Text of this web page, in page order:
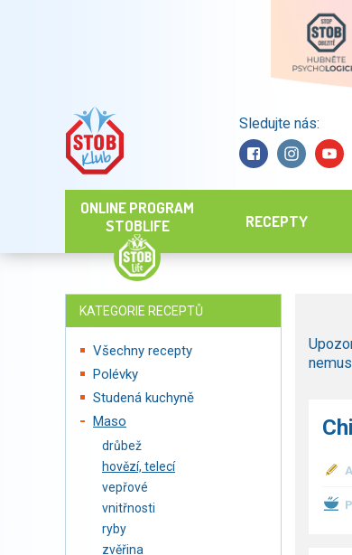
Sledujte nás:
ONLINE PROGRAM
STOBLIFE
RECEPTY
KATEGORIE RECEPTŮ
Všechny recepty
Polévky
Studená kuchyně
Maso
drůbež
hovězí, telecí
vepřové
vnitřnosti
ryby
zvěřina